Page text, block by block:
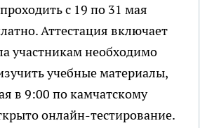
с 19 по 31 мая
Аттестация включает
участникам необходимо
учебные материалы,
в 9:00 по камчатскому
онлайн-тестирование.